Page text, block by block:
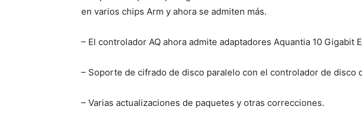
en varios chips Arm y ahora se admiten más.
– El controlador AQ ahora admite adaptadores Aquantia 10 Gigabit
– Soporte de cifrado de disco paralelo con el controlador de disco
– Varias actualizaciones de paquetes y otras correcciones.